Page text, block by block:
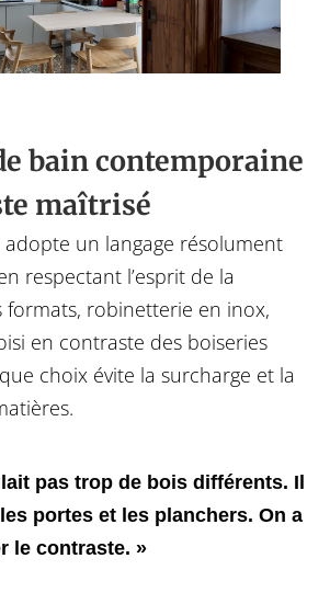
bain contemporaine
maîtrisé
adopte un langage résolument
respectant l’esprit de la
formats, robinetterie en inox,
en contraste des boiseries
choix évite la surcharge et la
pas trop de bois différents. Il
portes et les planchers. On a
le contraste. »